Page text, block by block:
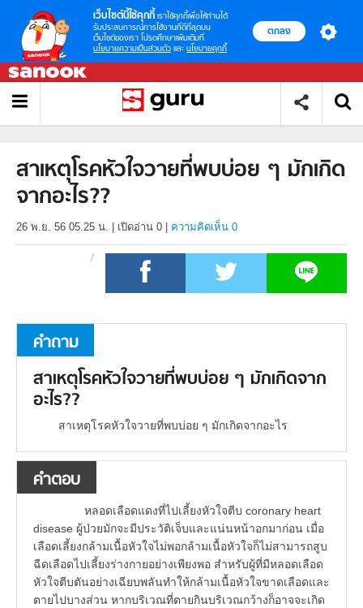
เว็บไซต์นี้ใช้คุกกี้ เราใช้คุกกี้เพื่อให้ท่านได้
รับประสบการณ์การใช้งานที่ดีที่สุดบน
เว็บไซต์ของเรา โปรดศึกษาเพิ่มเติมที่
นโยบายความเป็นส่วนตัว และ นโยบายคุกกี้
ตกลง
สาเหตุโรคหัวใจวายที่พบบ่อย ๆ มักเกิด
จากอะไร??
26 พ.ย. 56 05.25 น. เปิดอ่าน 0 ความคิดเห็น 0
คำถาม
สาเหตุโรคหัวใจวายที่พบบ่อย ๆ มักเกิดจาก
อะไร??
สาเหตุโรคหัวใจวายที่พบบ่อย ๆ มักเกิดจากอะไร
คำตอบ
หลอดเลือดแดงที่ไปเลี้ยงหัวใจตีบ coronary heart
disease ผู้ป่วยมักจะมีประวัติเจ็บและแน่นหน้าอกมาก่อน เมื่อ
เลือดเลี้ยงกล้ามเนื้อหัวใจไม่พอกล้ามเนื้อหัวใจก็ไม่สามารถสูบ
ฉีดเลือดไปเลี้ยงร่างกายอย่างเพียงพอ สำหรับผู้ที่มีหลอดเลือด
หัวใจตีบตันอย่างเฉียบพลันทำให้กล้ามเนื้อหัวใจขาดเลือดและ
ตายไปบางส่วน หากบริเวณที่ตายกินบริเวณกว้างก็อาจจะเกิด